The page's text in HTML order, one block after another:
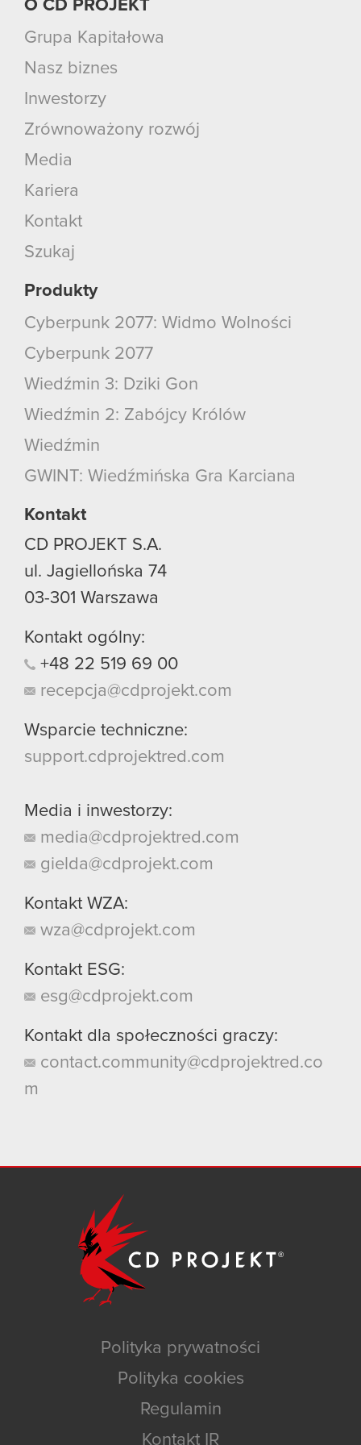
O CD PROJEKT
Grupa Kapitałowa
Nasz biznes
Inwestorzy
Zrównoważony rozwój
Media
Kariera
Kontakt
Szukaj
Produkty
Cyberpunk 2077: Widmo Wolności
Cyberpunk 2077
Wiedźmin 3: Dziki Gon
Wiedźmin 2: Zabójcy Królów
Wiedźmin
GWINT: Wiedźmińska Gra Karciana
Kontakt
CD PROJEKT S.A.
ul. Jagiellońska 74
03-301 Warszawa
Kontakt ogólny:
+48 22 519 69 00
recepcja@cdprojekt.com
Wsparcie techniczne:
support.cdprojektred.com
Media i inwestorzy:
media@cdprojektred.com
gielda@cdprojekt.com
Kontakt WZA:
wza@cdprojekt.com
Kontakt ESG:
esg@cdprojekt.com
Kontakt dla społeczności graczy:
contact.community@cdprojektred.co
m
Polityka prywatności
Polityka cookies
Regulamin
Kontakt IR